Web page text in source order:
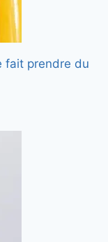
fait prendre du